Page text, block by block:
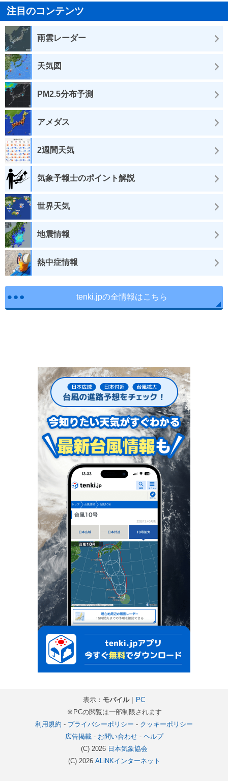
注目のコンテンツ
雨雲レーダー
天気図
PM2.5分布予測
アメダス
2週間天気
気象予報士のポイント解説
世界天気
地震情報
熱中症情報
tenki.jpの全情報はこちら
表示： モバイル｜ PC
※PCの閲覧は一部制限されます
利用規約 - プライバシーポリシー - クッキーポリシー
広告掲載- お問い合わせ- ヘルプ
(C) 2026 日本気象協会
(C) 2026 ALiNKインターネット